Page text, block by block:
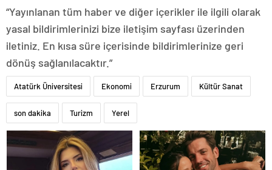
“Yayınlanan tüm haber ve diğer içerikler ile ilgili olarak
yasal bildirimlerinizi bize iletişim sayfası üzerinden
iletiniz. En kısa süre içerisinde bildirimlerinize geri
dönüş sağlanılacaktır.”
Atatürk Üniversitesi Ekonomi Erzurum Kültür Sanat
son dakika Turizm Yerel